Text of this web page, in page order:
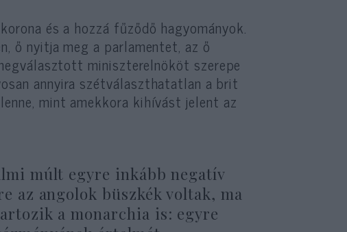
és a hozzá fűződő hagyományok.
ő nyitja meg a parlamentet, az ő
miniszterelnököt szerepe
annyira szétválaszthatatlan a brit
mint amekkora kihívást jelent az
múlt egyre inkább negatív
az angolok büszkék voltak, ma
a monarchia is: egyre